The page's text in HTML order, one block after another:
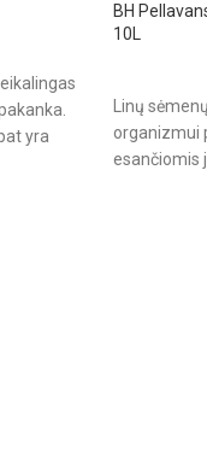
yra
BH
10L
Linų
organizmui
esančiomis